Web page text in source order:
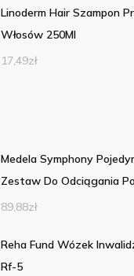
Linoderm Hair Szampon
Włosów 250Ml
17,49zł
Medela Symphony
Zestaw Do Odciągania
89,88zł
Reha Fund Wózek
Rf-5